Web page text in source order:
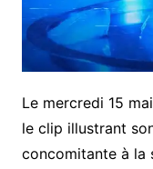
Le mercredi 15
le clip illustrant
concomitante à la